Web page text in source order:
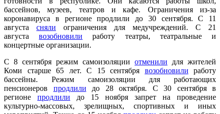
бассейнов, музеев, театров и кафе. Ограничения из-за
коронавируса в регионе продлили до 30 сентября. С 11
августа сняли ограничения для медучреждений. С 21
августавозобновили работу театры, театральные и
концертные организации.
С 8 сентября режим самоизоляции отменили для жителей
Коми старше 65 лет. С 15 сентября возобновили работу
бассейны. Режим самоизоляции для работающих
пенсионеров продлили до 28 октября. С 30 сентября в
регионе продлили до 15 ноября запрет на проведение
культурно-массовых, зрелищных, спортивных и иных